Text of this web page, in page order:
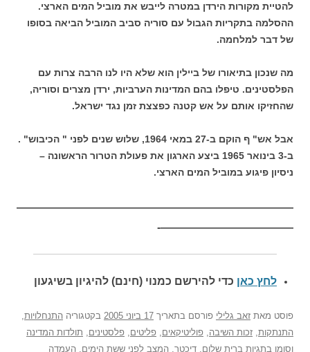
להטיית מקורות הירדן במטרה לייבש את מוביל המים הארצי.
ההסלמה בתקריות הגבול עם סוריה סביב המוביל הביאה בסופו
של דבר למלחמה.
מה שנכון בתיאורו של ביילין הוא שלא היו לנו הרבה צרות עם
הפלסטינים. טיפלו בהם המדינות הערביות, ירדן מצרים וסוריה,
שהחזיקו אותם על אש קטנה כפצצת זמן נגד ישראל.
אבל אש" ף הוקם ב-27 במאי 1964, שלוש שנים לפני " הכיבוש" .
ב-3 בינואר 1965 ביצע הארגון את פעולת הטרור הראשונה –
ניסיון פיגוע במוביל המים הארצי.
—————————————————————————
————————————-
לחץ כאן כדי להירשם כמנוי (חינם) להיגיון בשיגעון
פוסט מאת זאב גלילי פורסם בתאריך 17 ביוני 2005 בקטגוריה התנחלויות,
התנתקות, זכות השיבה, פוליטיקאים, פליטים, פלסטינים, תולדות המדינה
וסומן בתגיות ברית שלום, דיכטר, המצב לפני ששת הימים, העמדה